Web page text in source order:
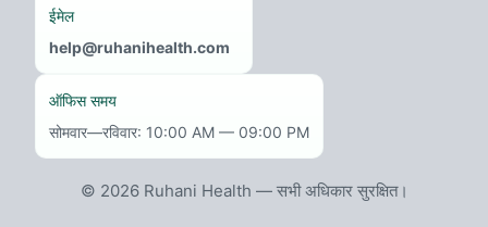
ईमेल
help@ruhanihealth.com
ऑफिस समय
सोमवार—रविवार: 10:00 AM — 09:00 PM
© 2026Ruhani Health — सभी अधिकार सुरक्षित।